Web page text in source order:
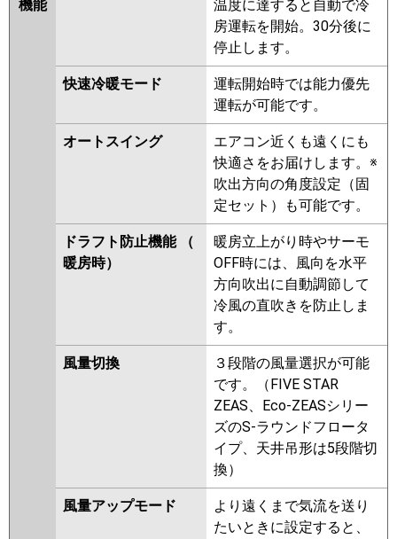
機能
温度に達すると自動で冷
房運転を開始。30分後に
停止します。
快速冷暖モード
運転開始時では能力優先
運転が可能です。
オートスイング
エアコン近くも遠くにも
快適さをお届けします。※
吹出方向の角度設定（固
定セット）も可能です。
ドラフト防止機能 （
暖房時）
暖房立上がり時やサーモ
OFF時には、風向を水平
方向吹出に自動調節して
冷風の直吹きを防止しま
す。
風量切換
３段階の風量選択が可能
です。（FIVE STAR
ZEAS、Eco-ZEASシリー
ズのS-ラウンドフロータ
イプ、天井吊形は5段階切
換）
風量アップモード
より遠くまで気流を送り
たいときに設定すると、